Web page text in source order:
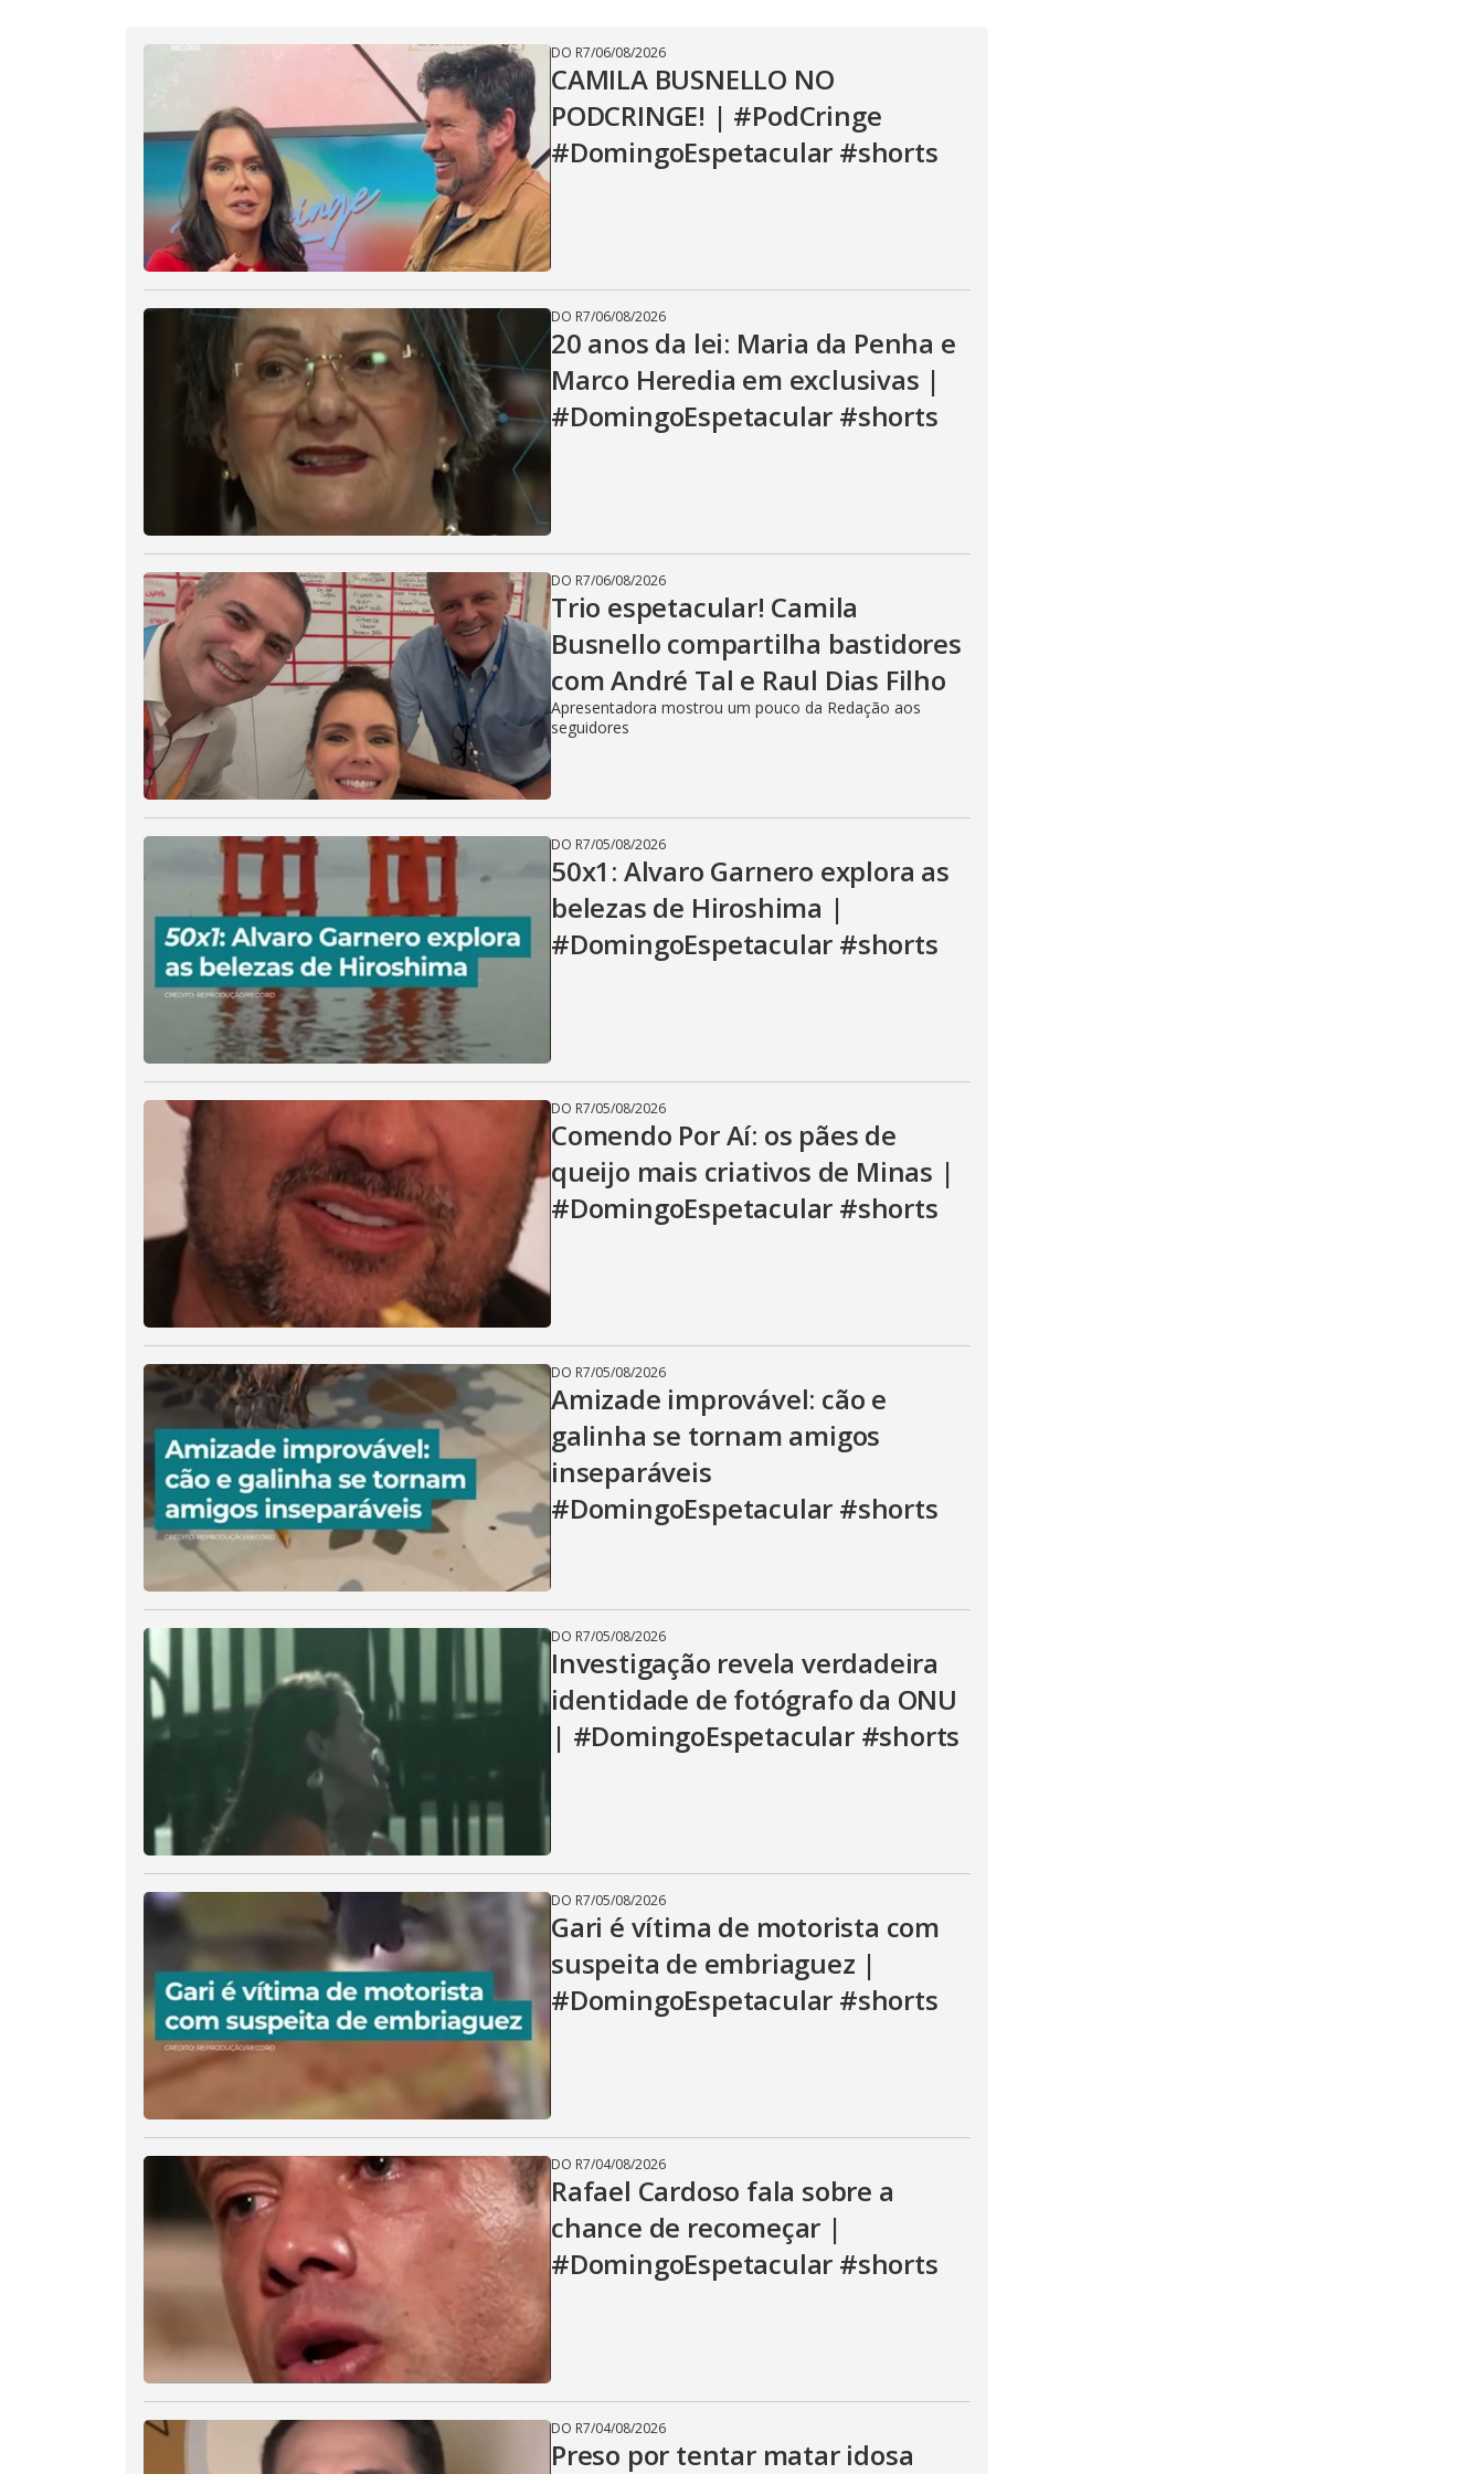
V
i
d
e
o
DO R7/06/08/2026
CAMILA BUSNELLO NO
PODCRINGE! | #PodCringe
#DomingoEspetacular #shorts
DO R7/06/08/2026
20 anos da lei: Maria da Penha e
Marco Heredia em exclusivas |
#DomingoEspetacular #shorts
DO R7/06/08/2026
Trio espetacular! Camila
Busnello compartilha bastidores
com André Tal e Raul Dias Filho
Apresentadora mostrou um pouco da Redação aos
seguidores
DO R7/05/08/2026
50x1: Alvaro Garnero explora as
belezas de Hiroshima |
#DomingoEspetacular #shorts
DO R7/05/08/2026
Comendo Por Aí: os pães de
queijo mais criativos de Minas |
#DomingoEspetacular #shorts
DO R7/05/08/2026
Amizade improvável: cão e
galinha se tornam amigos
inseparáveis
#DomingoEspetacular #shorts
DO R7/05/08/2026
Investigação revela verdadeira
identidade de fotógrafo da ONU
| #DomingoEspetacular #shorts
DO R7/05/08/2026
Gari é vítima de motorista com
suspeita de embriaguez |
#DomingoEspetacular #shorts
DO R7/04/08/2026
Rafael Cardoso fala sobre a
chance de recomeçar |
#DomingoEspetacular #shorts
DO R7/04/08/2026
Preso por tentar matar idosa